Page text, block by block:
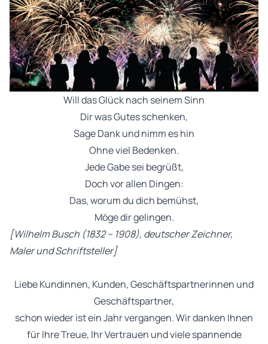
Will das Glück nach seinem Sinn
Dir was Gutes schenken,
Sage Dank und nimm es hin
Ohne viel Bedenken.
Jede Gabe sei begrüßt,
Doch vor allen Dingen:
Das, worum du dich bemühst,
Möge dir gelingen.
[Wilhelm Busch (1832 – 1908), deutscher Zeichner,
Maler und Schriftsteller]
Liebe Kundinnen, Kunden, Geschäftspartnerinnen und
Geschäftspartner,
schon wieder ist ein Jahr vergangen. Wir danken Ihnen
für Ihre Treue, Ihr Vertrauen und viele spannende